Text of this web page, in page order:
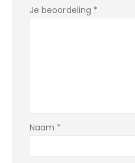
Je beoordeling *
Naam *